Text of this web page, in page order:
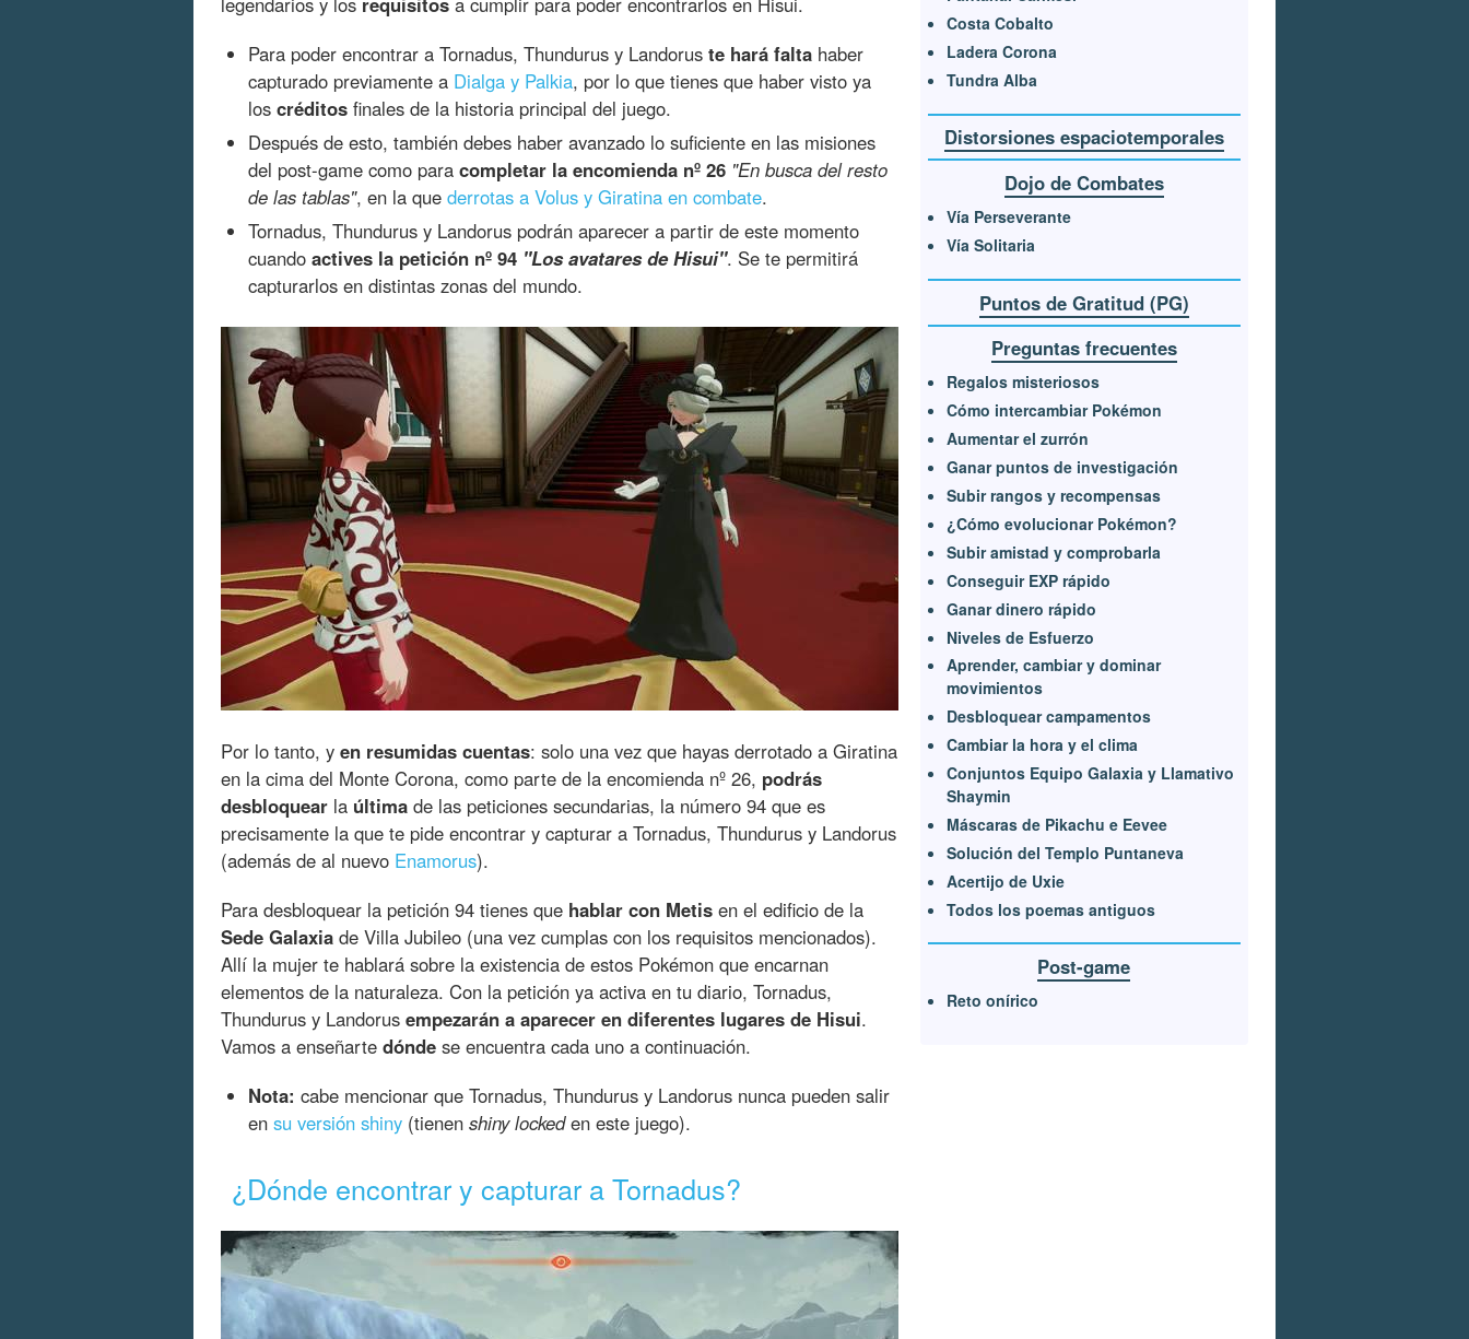
Para poder encontrar a Tornadus, Thundurus y Landorus te hará falta haber
capturado previamente a Dialga y Palkia, por lo que tienes que haber visto ya
los créditos finales de la historia principal del juego.
Después de esto, también debes haber avanzado lo suficiente en las misiones
del post-game como para completar la encomienda nº 26 "En busca del resto
de las tablas", en la que derrotas a Volus y Giratina en combate.
Tornadus, Thundurus y Landorus podrán aparecer a partir de este momento
cuando actives la petición nº 94 "Los avatares de Hisui". Se te permitirá
capturarlos en distintas zonas del mundo.
Por lo tanto, y en resumidas cuentas: solo una vez que hayas derrotado a Giratina
en la cima del Monte Corona, como parte de la encomienda nº 26, podrás
desbloquear la última de las peticiones secundarias, la número 94 que es
precisamente la que te pide encontrar y capturar a Tornadus, Thundurus y Landorus
(además de al nuevo Enamorus).
Para desbloquear la petición 94 tienes que hablar con Metis en el edificio de la
Sede Galaxia de Villa Jubileo (una vez cumplas con los requisitos mencionados).
Allí la mujer te hablará sobre la existencia de estos Pokémon que encarnan
elementos de la naturaleza. Con la petición ya activa en tu diario, Tornadus,
Thundurus y Landorus empezarán a aparecer en diferentes lugares de Hisui.
Vamos a enseñarte dónde se encuentra cada uno a continuación.
Nota: cabe mencionar que Tornadus, Thundurus y Landorus nunca pueden salir
en su versión shiny (tienen shiny lockeden este juego).
¿Dónde encontrar y capturar a Tornadus?
Costa Cobalto
Ladera Corona
Tundra Alba
Distorsiones espaciotemporales
Dojo de Combates
Vía Perseverante
Vía Solitaria
Puntos de Gratitud (PG)
Preguntas frecuentes
Regalos misteriosos
Cómo intercambiar Pokémon
Aumentar el zurrón
Ganar puntos de investigación
Subir rangos y recompensas
¿Cómo evolucionar Pokémon?
Subir amistad y comprobarla
Conseguir EXP rápido
Ganar dinero rápido
Niveles de Esfuerzo
Aprender, cambiar y dominar
movimientos
Desbloquear campamentos
Cambiar la hora y el clima
Conjuntos Equipo Galaxia y Llamativo
Shaymin
Máscaras de Pikachu e Eevee
Solución del Templo Puntaneva
Acertijo de Uxie
Todos los poemas antiguos
Post-game
Reto onírico